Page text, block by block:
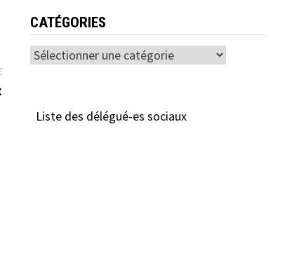
Publication
suivante :
CATÉGORIES
Catégories
Liste des délégué-es sociaux